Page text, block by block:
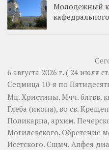
Молодежный
6 августа 2026 г. ( 24 июля
Седмица 10-я по
Мц. Христины. Мчч. блгвв.
Глеба (икона), во св.
Поликарпа, архим.
Могилевского. Обретение
Исетского. Сщмч. Алфея